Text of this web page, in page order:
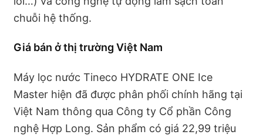
chuỗi hệ thống.
Giá bán ở thị trường Việt Nam
Máy lọc nước Tineco HYDRATE ONE Ice
Master hiện đã được phân phối chính hãng tại
Việt Nam thông qua Công ty Cổ phần Công
nghệ Hợp Long. Sản phẩm có giá 22,99 triệu